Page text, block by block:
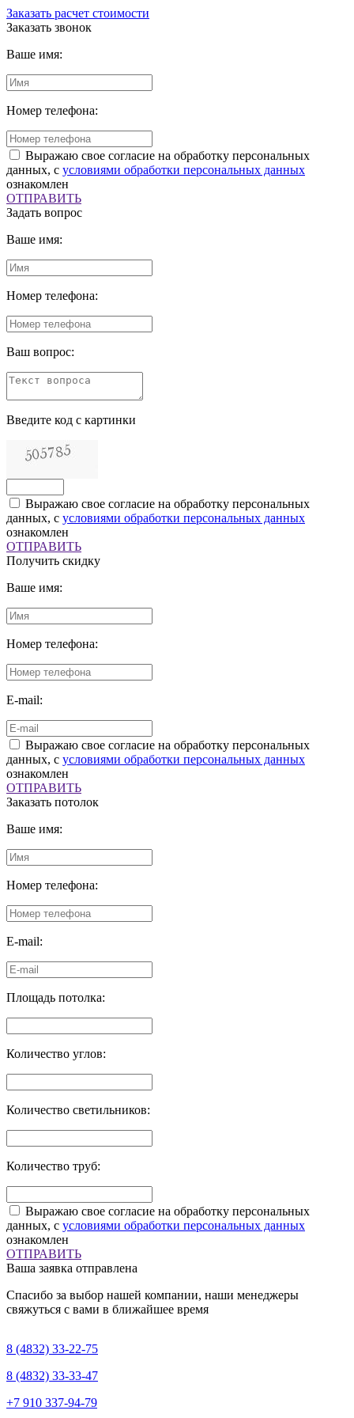
Заказать расчет стоимости
Заказать звонок
Ваше имя:
Номер телефона:
Выражаю свое согласие на обработку персональных
данных, с условиями обработки персональных данных
ознакомлен
ОТПРАВИТЬ
Задать вопрос
Ваше имя:
Номер телефона:
Ваш вопрос:
Введите код с картинки
Выражаю свое согласие на обработку персональных
данных, с условиями обработки персональных данных
ознакомлен
ОТПРАВИТЬ
Получить скидку
Ваше имя:
Номер телефона:
E-mail:
Выражаю свое согласие на обработку персональных
данных, с условиями обработки персональных данных
ознакомлен
ОТПРАВИТЬ
Заказать потолок
Ваше имя:
Номер телефона:
E-mail:
Площадь потолка:
Количество углов:
Количество светильников:
Количество труб:
Выражаю свое согласие на обработку персональных
данных, с условиями обработки персональных данных
ознакомлен
ОТПРАВИТЬ
Ваша заявка отправлена
Спасибо за выбор нашей компании, наши менеджеры
свяжуться с вами в ближайшее время
8 (4832) 33-22-75
8 (4832) 33-33-47
+7 910 337-94-79